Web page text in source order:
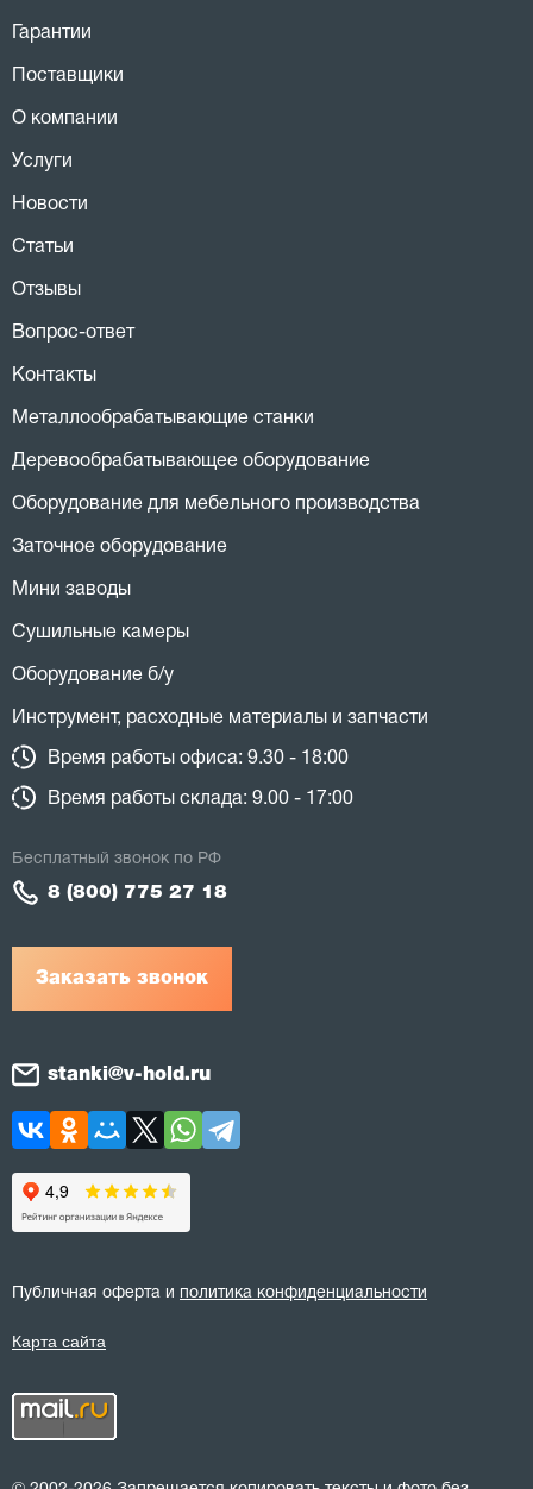
Гарантии
Поставщики
О компании
Услуги
Новости
Статьи
Отзывы
Вопрос-ответ
Контакты
Металлообрабатывающие станки
Деревообрабатывающее оборудование
Оборудование для мебельного производства
Заточное оборудование
Мини заводы
Сушильные камеры
Оборудование б/у
Инструмент, расходные материалы и запчасти
Время работы офиса: 9.30 - 18:00
Время работы склада: 9.00 - 17:00
Заказать звонок
Бесплатный звонок по РФ
8 (800) 775 27 18
stanki@v-hold.ru
Публичная оферта и политика конфиденциальности
Карта сайта